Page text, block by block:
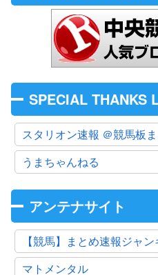
SPECIAL THANKS
スタリオン速報 ＠競馬板
うまちゃんねる
アンテナサイト
【競馬】まとめ速報ジャ
マトメンタル